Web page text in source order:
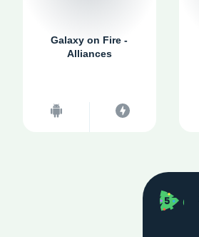
Galaxy on Fire -
Alliances
ontabs